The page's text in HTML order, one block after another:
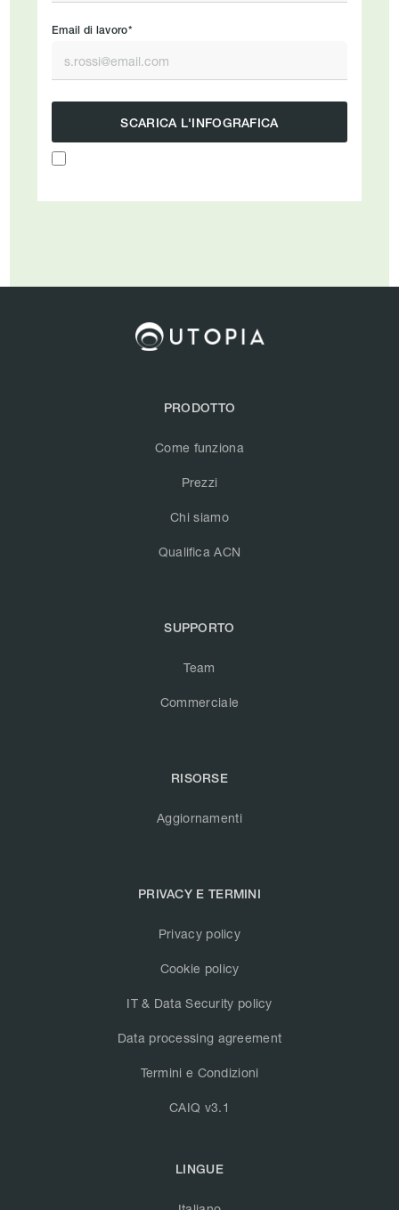
Email di lavoro*
PRODOTTO
Come funziona
Prezzi
Chi siamo
Qualifica ACN
SUPPORTO
Team
Commerciale
RISORSE
Aggiornamenti
PRIVACY E TERMINI
Privacy policy
Cookie policy
IT & Data Security policy
Data processing agreement
Termini e Condizioni
CAIQ v3.1
LINGUE